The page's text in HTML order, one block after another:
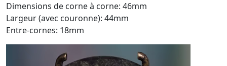
Dimensions de corne à corne: 46mm
Largeur (avec couronne): 44mm
Entre-cornes: 18mm